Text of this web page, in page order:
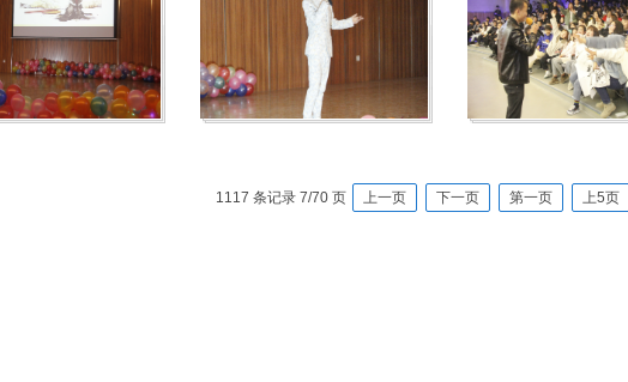
1117 条记录 7/70 页 上一页 下一页 第一页 上5页